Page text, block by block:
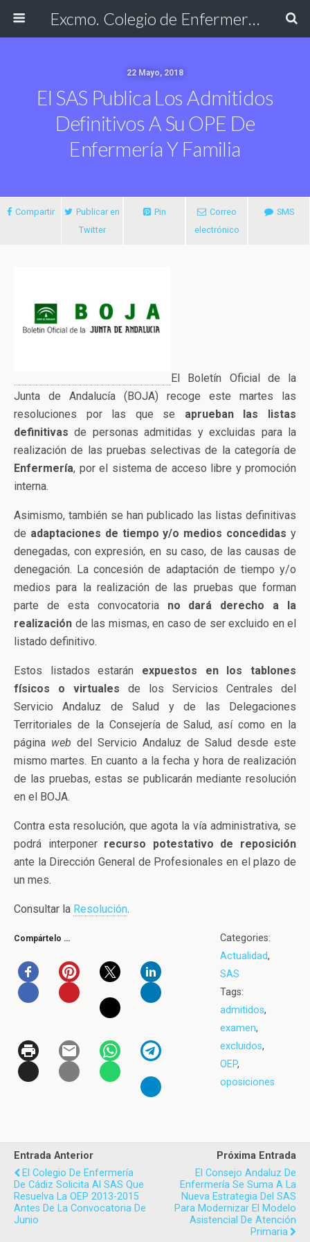
Excmo. Colegio de Enfermería de Cádiz
22 Mayo, 2018
El SAS Publica Los Admitidos
Definitivos A Su OPE De
Enfermería Y Familia
Compartir
Publicar en
Twitter
Pin
Correo
electrónico
SMS
El Boletín Oficial de la
Junta de Andalucía (BOJA) recoge este martes las
resoluciones por las que se aprueban las listas
definitivasde personas admitidas y excluidas para la
realización de las pruebas selectivas de la categoría de
Enfermería, por el sistema de acceso libre y promoción
interna.
Asimismo, también se han publicado las listas definitivas
de adaptaciones de tiempo y/o medios concedidas y
denegadas, con expresión, en su caso, de las causas de
denegación. La concesión de adaptación de tiempo y/o
medios para la realización de las pruebas que forman
parte de esta convocatoria no dará derecho a la
realización de las mismas, en caso de ser excluido en el
listado definitivo.
Estos listados estarán expuestos en los tablones
físicos o virtuales de los Servicios Centrales del
Servicio Andaluz de Salud y de las Delegaciones
Territoriales de la Consejería de Salud, así como en la
página web del Servicio Andaluz de Salud desde este
mismo martes. En cuanto a la fecha y hora de realización
de las pruebas, estas se publicarán mediante resolución
en el BOJA.
Contra esta resolución, que agota la vía administrativa, se
podrá interponer recurso potestativo de reposición
ante la Dirección General de Profesionales en el plazo de
un mes.
Consultar la Resolución.
Compártelo …
Categories:
Actualidad,
SAS
Tags:
admitidos,
examen,
excluidos,
OEP,
oposiciones
Entrada Anterior
El Colegio De Enfermería
De Cádiz Solicita Al SAS Que
Resuelva La OEP 2013-2015
Antes De La Convocatoria De
Junio
Próxima Entrada
El Consejo Andaluz De
Enfermería Se Suma A La
Nueva Estrategia Del SAS
Para Modernizar El Modelo
Asistencial De Atención
Primaria